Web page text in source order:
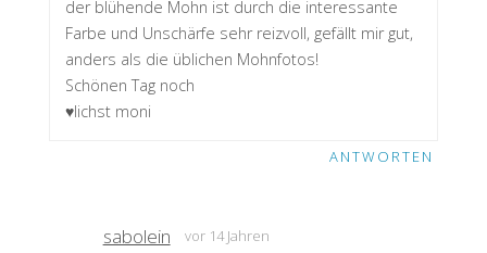
der blühende Mohn ist durch die interessante
Farbe und Unschärfe sehr reizvoll, gefällt mir gut,
anders als die üblichen Mohnfotos!
Schönen Tag noch
♥lichst moni
ANTWORTEN
sabolein vor 14 Jahren